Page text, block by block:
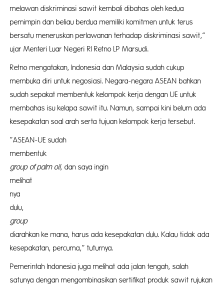
melawan diskriminasi sawit kembali dibahas oleh kedua
pemimpin dan beliau berdua memiliki komitmen untuk terus
bersatu meneruskan perlawanan terhadap diskriminasi sawit,”
ujar Menteri Luar Negeri RI Retno LP Marsudi.
Retno mengatakan, Indonesia dan Malaysia sudah cukup
membuka diri untuk negosiasi. Negara-negara ASEAN bahkan
sudah sepakat membentuk kelompok kerja dengan UE untuk
membahas isu kelapa sawit itu. Namun, sampai kini belum ada
kesepakatan soal arah serta tujuan kelompok kerja tersebut.
”ASEAN-UE sudah
group of palm oil, dan saya ingin
nya
group
diarahkan ke mana, harus ada kesepakatan dulu. Kalau tidak ada
kesepakatan, percuma,” tuturnya.
Pemerintah Indonesia juga melihat ada jalan tengah, salah
satunya dengan mengombinasikan sertifikat produk sawit rujukan